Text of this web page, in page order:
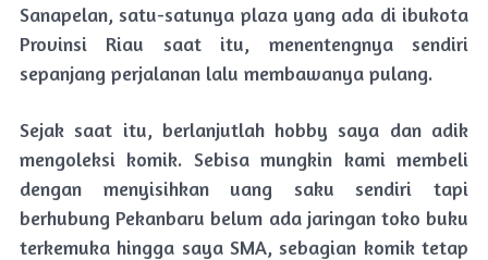
Sanapelan, satu-satunya plaza yang ada di ibukota
Provinsi Riau saat itu, menentengnya sendiri
sepanjang perjalanan lalu membawanya pulang.
Sejak saat itu, berlanjutlah hobby saya dan adik
mengoleksi komik. Sebisa mungkin kami membeli
dengan menyisihkan uang saku sendiri tapi
berhubung Pekanbaru belum ada jaringan toko buku
terkemuka hingga saya SMA, sebagian komik tetap